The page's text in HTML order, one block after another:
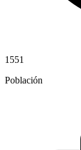
1551
Población